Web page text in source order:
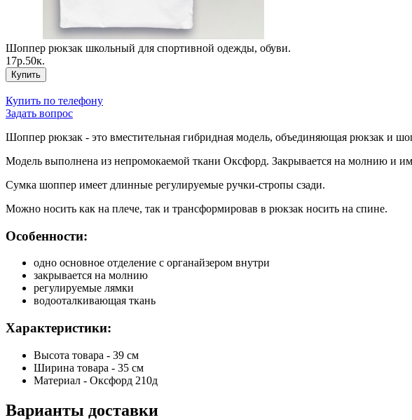
Шоппер рюкзак школьный для спортивной одежды, обуви.
17р.50к.
Купить
Купить по телефону
Задать вопрос
Шоппер рюкзак - это вместительная гибридная модель, объединяющая рюкзак и
Модель выполнена из непромокаемой ткани Оксфорд. Закрывается на молнию и
Сумка шоппер имеет длинные регулируемые ручки-стропы сзади.
Можно носить как на плече, так и трансформировав в рюкзак носить на спине.
Особенности:
одно основное отделение с органайзером внутри
закрывается на молнию
регулируемые лямки
водооталкивающая ткань
Характеристики:
Высота товара - 39 см
Ширина товара - 35 см
Материал - Оксфорд 210д
Варианты доставки